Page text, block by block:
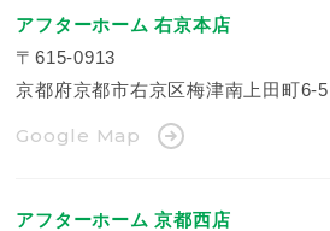
アフターホーム 右京本店
〒615-0913
京都府京都市右京区梅津南上田町6-5
Google Map
アフターホーム 京都西店